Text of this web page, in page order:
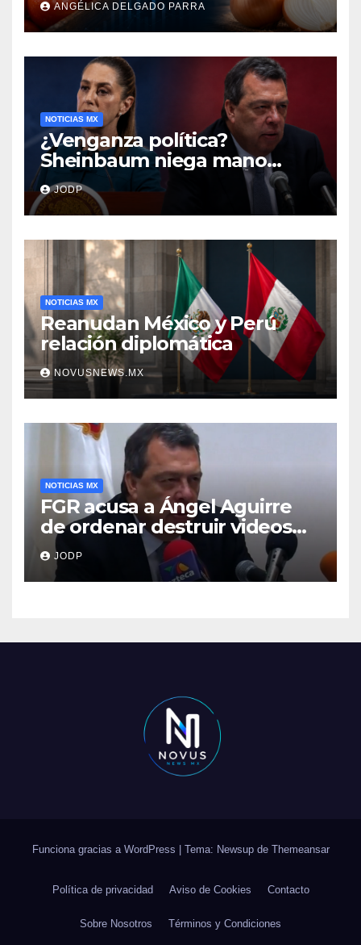
encarecen
ANGÉLICA DELGADO PARRA
NOTICIAS MX
¿Venganza política?
Sheinbaum niega mano
negra en captura de Ángel
Aguirre
JODP
NOTICIAS MX
Reanudan México y Perú
relación diplomática
NOVUSNEWS.MX
NOTICIAS MX
FGR acusa a Ángel Aguirre
de ordenar destruir videos
clave del caso Ayotzinapa
JODP
Funciona gracias a WordPress Tema: Newsup de Themeansar
Política de privacidad Aviso de Cookies Contacto
Sobre Nosotros Términos y Condiciones